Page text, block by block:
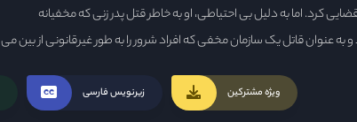
کرد. اما به دلیل بی احتیاطی، او به خاطر قتل پدر زنی که مخفیانه
عنوان قاتل یک سازمان مخفی که افراد شرور را به طور غیرقانونی از بین می
سازمان را افشا کند. با جان خودش و عزیزش در خطر است...
ویژه مشترکین زیرنویس فارسی